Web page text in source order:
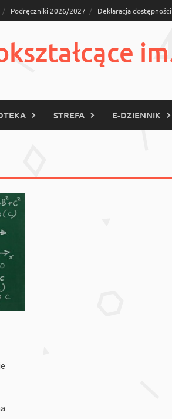
Podręczniki 2026/2027 Deklaracja dostępności
STREFA E-DZIENNIK